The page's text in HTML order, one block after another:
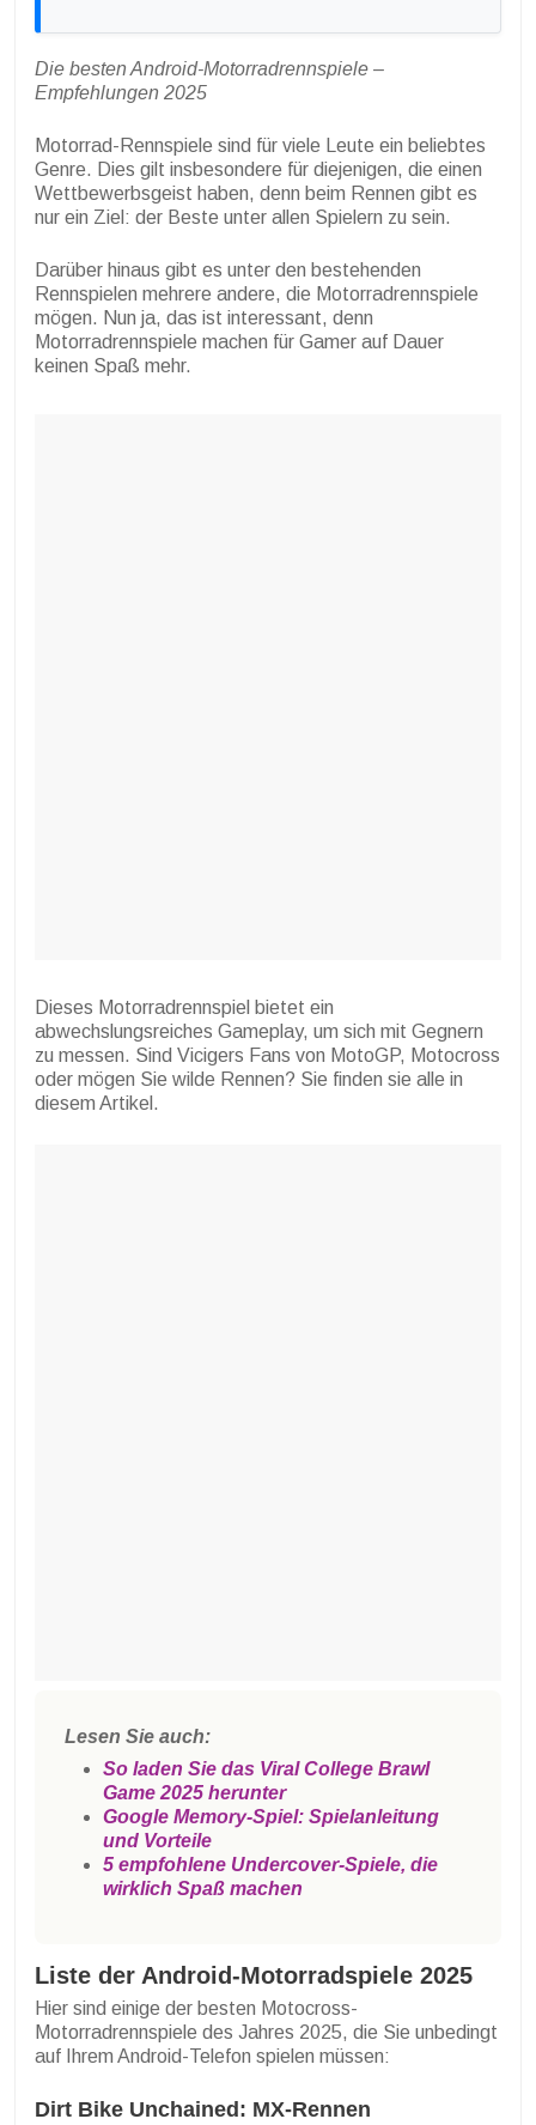
Die besten Android-Motorradrennspiele –
Empfehlungen 2025
Motorrad-Rennspiele sind für viele Leute ein beliebtes
Genre. Dies gilt insbesondere für diejenigen, die einen
Wettbewerbsgeist haben, denn beim Rennen gibt es
nur ein Ziel: der Beste unter allen Spielern zu sein.
Darüber hinaus gibt es unter den bestehenden
Rennspielen mehrere andere, die Motorradrennspiele
mögen. Nun ja, das ist interessant, denn
Motorradrennspiele machen für Gamer auf Dauer
keinen Spaß mehr.
Dieses Motorradrennspiel bietet ein
abwechslungsreiches Gameplay, um sich mit Gegnern
zu messen. Sind Vicigers Fans von MotoGP, Motocross
oder mögen Sie wilde Rennen? Sie finden sie alle in
diesem Artikel.
Lesen Sie auch:
So laden Sie das Viral College Brawl
Game 2025 herunter
Google Memory-Spiel: Spielanleitung
und Vorteile
5 empfohlene Undercover-Spiele, die
wirklich Spaß machen
Liste der Android-Motorradspiele 2025
Hier sind einige der besten Motocross-
Motorradrennspiele des Jahres 2025, die Sie unbedingt
auf Ihrem Android-Telefon spielen müssen:
Dirt Bike Unchained: MX-Rennen